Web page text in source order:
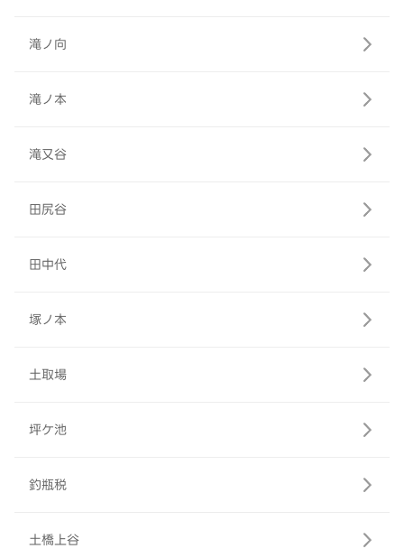
滝ノ向
滝ノ本
滝又谷
田尻谷
田中代
塚ノ本
土取場
坪ケ池
釣瓶税
土橋上谷